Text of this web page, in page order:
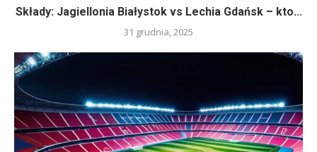
Składy: Jagiellonia Białystok vs Lechia Gdańsk – kto...
31 grudnia, 2025